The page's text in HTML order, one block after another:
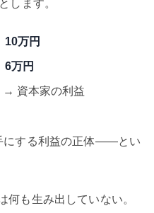
します。
10万円
6万円
→ 資本家の利益
にする利益の正体——とい
何も生み出していない。